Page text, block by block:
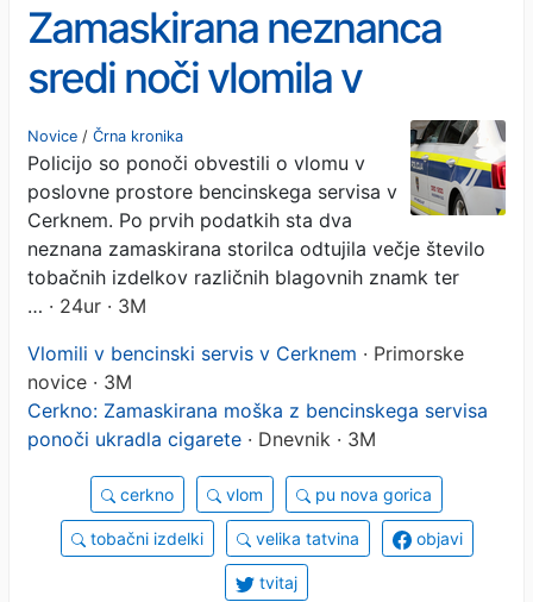
Zamaskirana neznanca
sredi noči vlomila v
bencinski servis
Novice / Črna kronika
Policijo so ponoči obvestili o vlomu v
poslovne prostore bencinskega servisa v
Cerknem. Po prvih podatkih sta dva
neznana zamaskirana storilca odtujila večje število
tobačnih izdelkov različnih blagovnih znamk ter
… · 24ur · 3M
Vlomili v bencinski servis v Cerknem · Primorske
novice · 3M
Cerkno: Zamaskirana moška z bencinskega servisa
ponoči ukradla cigarete · Dnevnik · 3M
cerkno vlom pu nova gorica
tobačni izdelki velika tatvina objavi
tvitaj